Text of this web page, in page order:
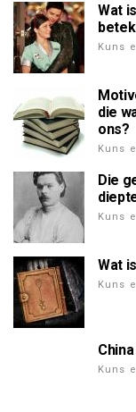
Wat
Kuns
die
ons?
Kuns
Die
Kuns
Wat
Kuns
Kuns